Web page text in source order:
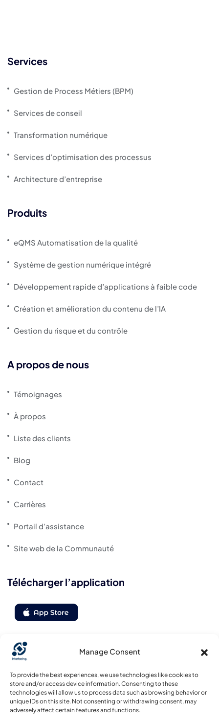
Manage Consent
To provide the best experiences, we use technologies like cookies to
store and/or access device information. Consenting to these
technologies will allow us to process data such as browsing behavior or
unique IDs on this site. Not consenting or withdrawing consent, may
adversely affect certain features and functions.
Services
Gestion de Process Métiers (BPM)
Services de conseil
Transformation numérique
Services d’optimisation des processus
Architecture d’entreprise
Produits
eQMS Automatisation de la qualité
Système de gestion numérique intégré
Développement rapide d’applications à faible code
Création et amélioration du contenu de l’IA
Gestion du risque et du contrôle
A propos de nous
Témoignages
À propos
Liste des clients
Blog
Contact
Carrières
Portail d’assistance
Site web de la Communauté
Télécharger l’application